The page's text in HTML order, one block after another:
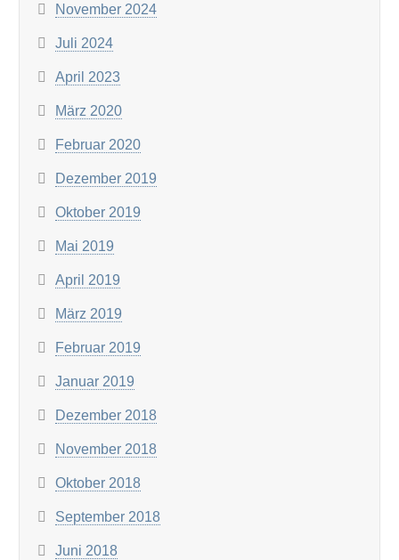
November 2024
Juli 2024
April 2023
März 2020
Februar 2020
Dezember 2019
Oktober 2019
Mai 2019
April 2019
März 2019
Februar 2019
Januar 2019
Dezember 2018
November 2018
Oktober 2018
September 2018
Juni 2018